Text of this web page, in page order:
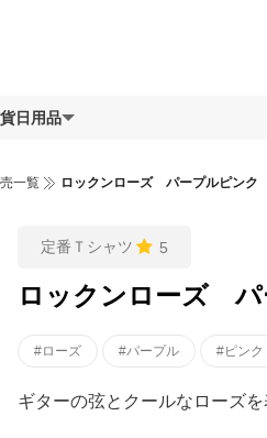
日用品
一覧 ロックンローズ パープルピンク
定番Ｔシャツ 5
ロックンローズ パ
#ローズ #パープル #ピンク
ギターの弦とクールなローズを